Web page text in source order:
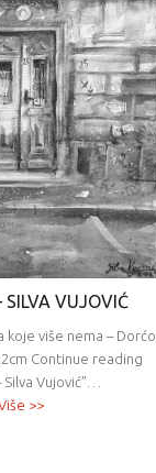
SILVA VUJOVIĆ
koje više nema – Dorćol
Continue reading
Silva Vujović”…
>>